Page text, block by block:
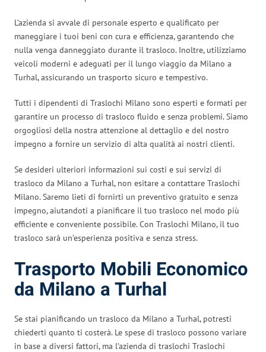
L’azienda si avvale di personale esperto e qualificato per
maneggiare i tuoi beni con cura e efficienza, garantendo che
nulla venga danneggiato durante il trasloco. Inoltre, utilizziamo
veicoli moderni e adeguati per il lungo viaggio da Milano a
Turhal, assicurando un trasporto sicuro e tempestivo.
Tutti i dipendenti di Traslochi Milano sono esperti e formati per
garantire un processo di trasloco fluido e senza problemi. Siamo
orgogliosi della nostra attenzione al dettaglio e del nostro
impegno a fornire un servizio di alta qualità ai nostri clienti.
Se desideri ulteriori informazioni sui costi e sui servizi di
trasloco da Milano a Turhal, non esitare a contattare Traslochi
Milano. Saremo lieti di fornirti un preventivo gratuito e senza
impegno, aiutandoti a pianificare il tuo trasloco nel modo più
efficiente e conveniente possibile. Con Traslochi Milano, il tuo
trasloco sarà un’esperienza positiva e senza stress.
Trasporto Mobili Economico
da Milano a Turhal
Se stai pianificando un trasloco da Milano a Turhal, potresti
chiederti quanto ti costerà. Le spese di trasloco possono variare
in base a diversi fattori, ma l’azienda di traslochi Traslochi